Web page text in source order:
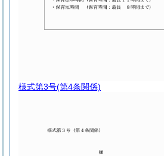
様式第3号(第4条関係)